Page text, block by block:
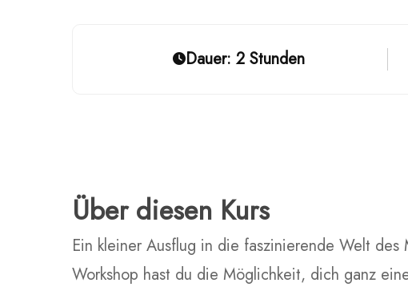
Dauer: 2 Stunden
Über diesen Kurs
Ein kleiner Ausflug in die faszinierende Welt
Workshop hast du die Möglichkeit, dich ganz